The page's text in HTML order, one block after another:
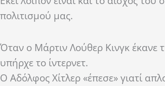
πολιτισμού μας.
Όταν ο Μάρτιν Λούθερ Κινγκ έκανε
υπήρχε το ίντερνετ.
Ο Αδόλφος Χίτλερ «έπεσε» γιατί